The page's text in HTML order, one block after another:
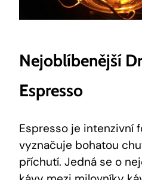
Nejoblíbenější
Espresso
Espresso je intenzivní
vyznačuje bohatou
příchutí. Jedná se o